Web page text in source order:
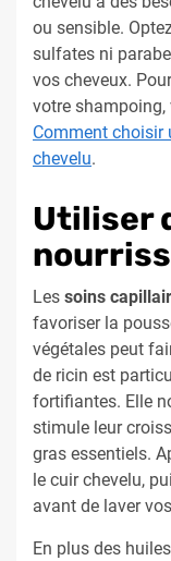
ou sensible.
sulfates ni
vos cheveux.
votre shampoing,
Comment choisir
chevelu.
Utiliser
Les soins
favoriser la
végétales peut
de ricin est
fortifiantes. Elle
stimule leur
gras essentiels.
le cuir chevelu,
avant de laver
En plus des